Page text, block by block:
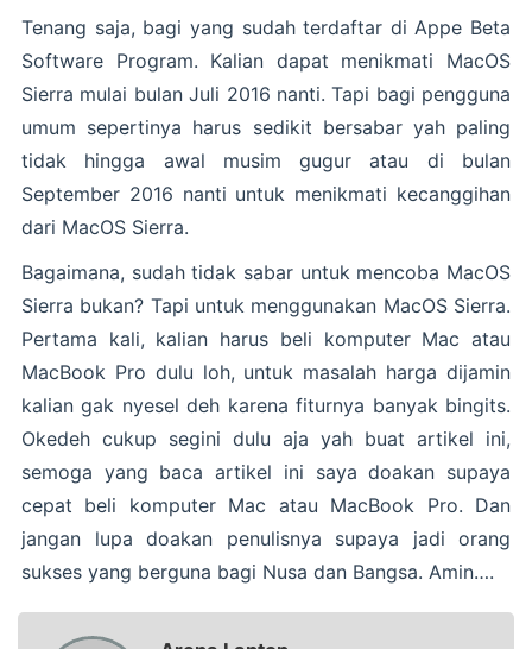
Tenang saja, bagi yang sudah terdaftar di Appe Beta
Software Program. Kalian dapat menikmati MacOS
Sierra mulai bulan Juli 2016 nanti. Tapi bagi pengguna
umum sepertinya harus sedikit bersabar yah paling
tidak hingga awal musim gugur atau di bulan
September 2016 nanti untuk menikmati kecanggihan
dari MacOS Sierra.
Bagaimana, sudah tidak sabar untuk mencoba MacOS
Sierra bukan? Tapi untuk menggunakan MacOS Sierra.
Pertama kali, kalian harus beli komputer Mac atau
MacBook Pro dulu loh, untuk masalah harga dijamin
kalian gak nyesel deh karena fiturnya banyak bingits.
Okedeh cukup segini dulu aja yah buat artikel ini,
semoga yang baca artikel ini saya doakan supaya
cepat beli komputer Mac atau MacBook Pro. Dan
jangan lupa doakan penulisnya supaya jadi orang
sukses yang berguna bagi Nusa dan Bangsa. Amin….